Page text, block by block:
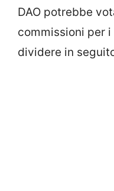
DAO potrebbe
commissioni per
dividere in